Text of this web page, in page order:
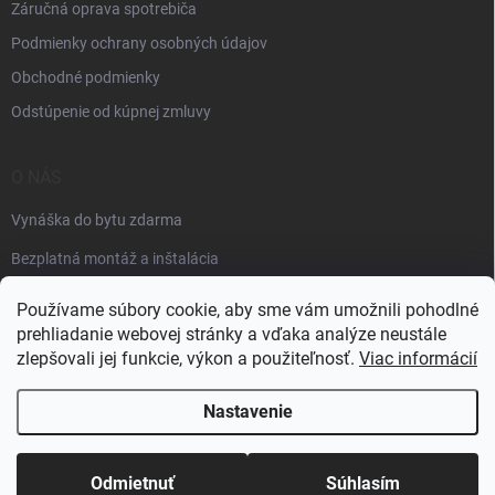
Používame súbory cookie, aby sme vám umožnili pohodlné
prehliadanie webovej stránky a vďaka analýze neustále
zlepšovali jej funkcie, výkon a použiteľnosť. Viac informácií
Nastavenie
Odmietnuť Súhlasím
Záručná oprava spotrebiča
Podmienky ochrany osobných údajov
Obchodné podmienky
Odstúpenie od kúpnej zmluvy
Vynáška do bytu zdarma
Bezplatná montáž a inštalácia
Copyright 2026 . Všetky práva vyhradené.